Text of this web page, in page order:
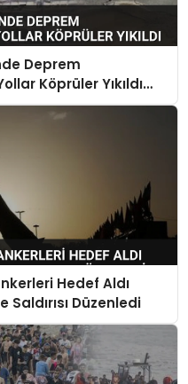
Deprem
Köprüler Yıkıldı
Hedef Aldı
Saldırısı Düzenledi